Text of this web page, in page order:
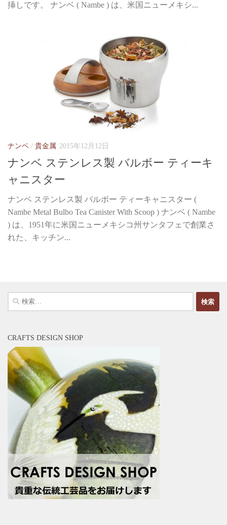
挿しです。 ナンベ ( Nambe ) は、米国ニューメキシ...
ナンベ / 貴金属 2015年12月12日
ナンベ ステンレス製 バルボー ティーキ
ャニスター
ナンベ ステンレス製 バルボー ティーキャニスター (
Nambe Metal Bulbo Tea Canister With Scoop ) ナンベ ( Nambe
) は、1951年に米国ニューメキシコ州サンタフェで創業さ
れた、キッチン...
検
索:
CRAFTS DESIGN SHOP